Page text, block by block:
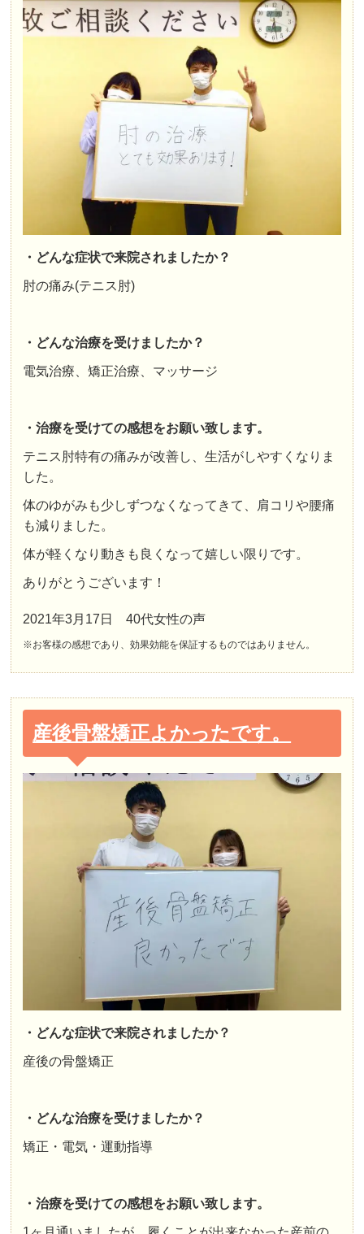
・どんな症状で来院されましたか？
肘の痛み(テニス肘)
・どんな治療を受けましたか？
電気治療、矯正治療、マッサージ
・治療を受けての感想をお願い致します。
テニス肘特有の痛みが改善し、生活がしやすくなりま
した。
体のゆがみも少しずつなくなってきて、肩コリや腰痛
も減りました。
体が軽くなり動きも良くなって嬉しい限りです。
ありがとうございます！
2021年3月17日 40代女性の声
※お客様の感想であり、効果効能を保証するものではありません。
産後骨盤矯正よかったです。
・どんな症状で来院されましたか？
産後の骨盤矯正
・どんな治療を受けましたか？
矯正・電気・運動指導
・治療を受けての感想をお願い致します。